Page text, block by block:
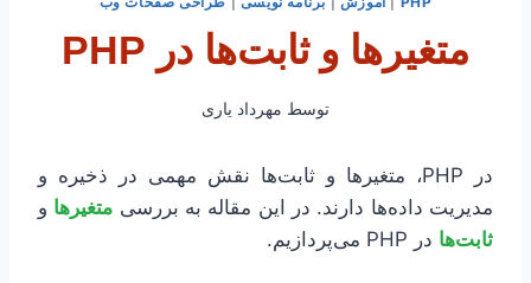
متغیرها و ثابت‌ها در PHP
توسط مهرداد یاری
در PHP، متغیرها و ثابت‌ها نقش مهمی در ذخیره و
مدیریت داده‌ها دارند. در این مقاله به بررسی متغیرها و
ثابت‌ها در PHP می‌پردازیم.